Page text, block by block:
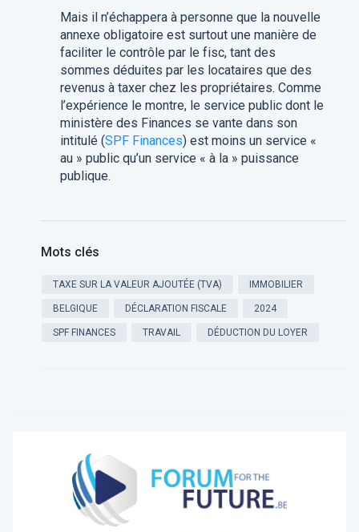
Mais il n’échappera à personne que la nouvelle
annexe obligatoire est surtout une manière de
faciliter le contrôle par le fisc, tant des
sommes déduites par les locataires que des
revenus à taxer chez les propriétaires. Comme
l’expérience le montre, le service public dont le
ministère des Finances se vante dans son
intitulé (SPF Finances) est moins un service «
au » public qu’un service « à la » puissance
publique.
Mots clés
TAXE SUR LA VALEUR AJOUTÉE (TVA) IMMOBILIER
BELGIQUE DÉCLARATION FISCALE 2024
SPF FINANCES TRAVAIL DÉDUCTION DU LOYER